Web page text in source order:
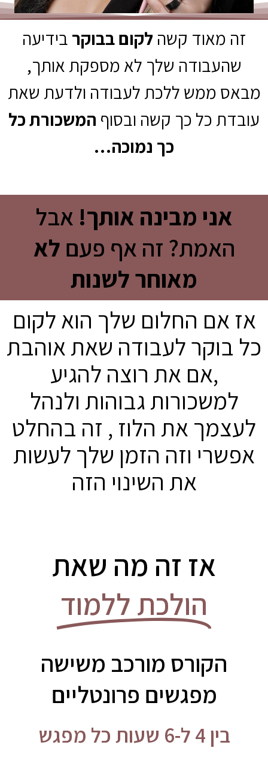
זה מאוד קשה לקום בבוקר בידיעה
שהעבודה שלך לא מספקת אותך,
מבאס ממש ללכת לעבודה ולדעת שאת
עובדת כל כך קשה ובסוף המשכורת כל
כך נמוכה…
אני מבינה אותך! אבל
האמת? זה אף פעם לא
מאוחר לשנות
אז אם החלום שלך הוא לקום
כל בוקר לעבודה שאת אוהבת
,אם את רוצה להגיע
למשכורות גבוהות ולנהל
לעצמך את הלוז , זה בהחלט
אפשרי וזה הזמן שלך לעשות
את השינוי הזה
אז זה מה שאת
הולכת ללמוד
הקורס מורכב משישה
מפגשים פרונטליים
בין 4 ל-6 שעות כל מפגש